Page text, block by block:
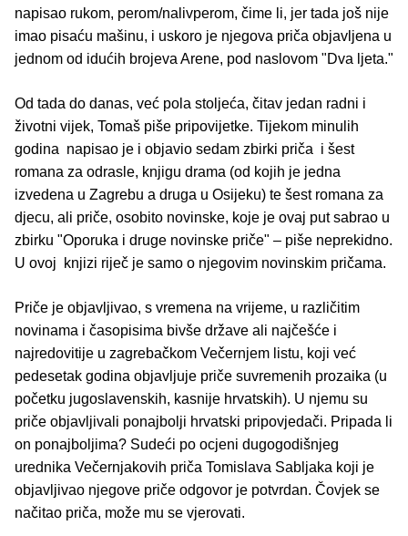
napisao rukom, perom/nalivperom, čime li, jer tada još nije
imao pisaću mašinu, i uskoro je njegova priča objavljena u
jednom od idućih brojeva Arene, pod naslovom "Dva ljeta."
Od tada do danas, već pola stoljeća, čitav jedan radni i
životni vijek, Tomaš piše pripovijetke. Tijekom minulih
godina napisao je i objavio sedam zbirki priča i šest
romana za odrasle, knjigu drama (od kojih je jedna
izvedena u Zagrebu a druga u Osijeku) te šest romana za
djecu, ali priče, osobito novinske, koje je ovaj put sabrao u
zbirku "Oporuka i druge novinske priče" – piše neprekidno.
U ovoj knjizi riječ je samo o njegovim novinskim pričama.
Priče je objavljivao, s vremena na vrijeme, u različitim
novinama i časopisima bivše države ali najčešće i
najredovitije u zagrebačkom Večernjem listu, koji već
pedesetak godina objavljuje priče suvremenih prozaika (u
početku jugoslavenskih, kasnije hrvatskih). U njemu su
priče objavljivali ponajbolji hrvatski pripovjedači. Pripada li
on ponajboljima? Sudeći po ocjeni dugogodišnjeg
urednika Večernjakovih priča Tomislava Sabljaka koji je
objavljivao njegove priče odgovor je potvrdan. Čovjek se
načitao priča, može mu se vjerovati.